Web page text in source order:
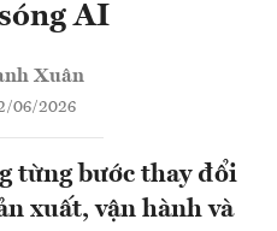
AI
Xuân
06/2026
từng bước thay đổi
xuất, vận hành và